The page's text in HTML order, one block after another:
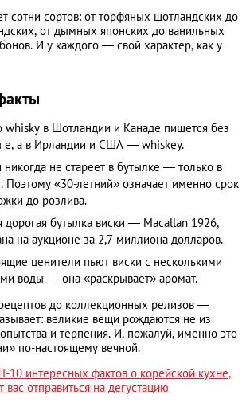
сотни сортов: от торфяных шотландских до
от дымных японских до ванильных
И у каждого — свой характер, как у
whisky в Шотландии и Канаде пишется без
e, а в Ирландии и США — whiskey.
никогда не стареет в бутылке — только в
Поэтому «30-летний» означает именно срок
до розлива.
дорогая бутылка виски — Macallan 1926,
на аукционе за 2,7 миллиона долларов.
ценители пьют виски с несколькими
воды — она «раскрывает» аромат.
до коллекционных релизов —
великие вещи рождаются не из
и терпения. И, пожалуй, именно это
по-настоящему вечной.
10 интересных фактов о корейской кухне,
вас отправиться на дегустацию